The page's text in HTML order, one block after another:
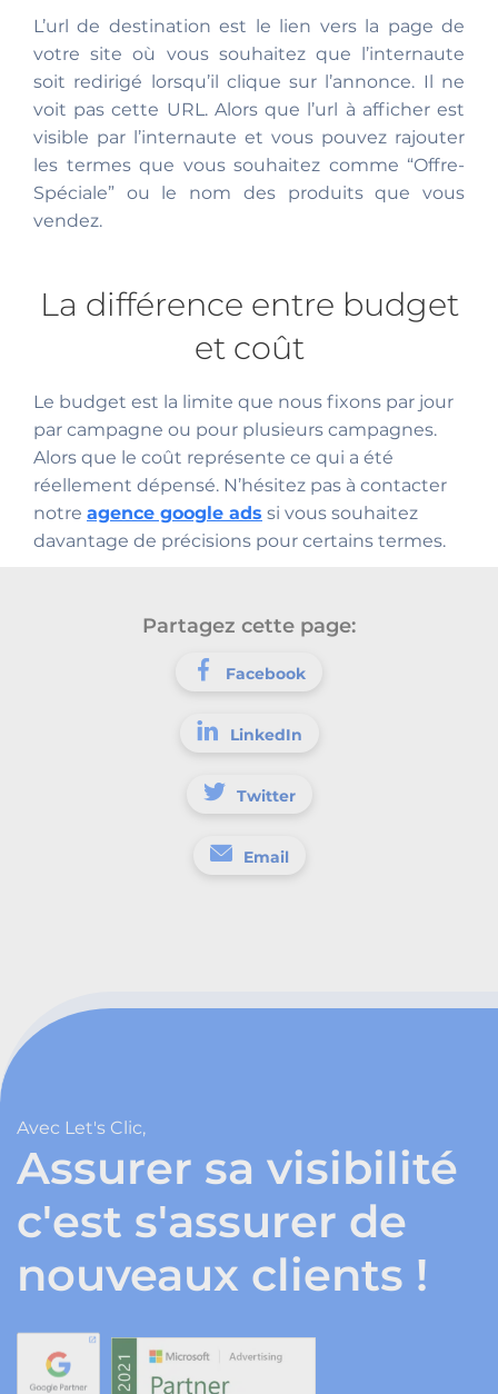
L’url de destination est le lien vers la page de
votre site où vous souhaitez que l’internaute
soit redirigé lorsqu’il clique sur l’annonce. Il ne
voit pas cette URL. Alors que l’url à afficher est
visible par l’internaute et vous pouvez rajouter
les termes que vous souhaitez comme “Offre-
Spéciale” ou le nom des produits que vous
vendez.
La différence entre budget
et coût
Le budget est la limite que nous fixons par jour
par campagne ou pour plusieurs campagnes.
Alors que le coût représente ce qui a été
réellement dépensé. N’hésitez pas à contacter
notre agence google ads si vous souhaitez
davantage de précisions pour certains termes.
Partagez cette page:
Facebook
LinkedIn
Twitter
Email
Avec Let's Clic,
Assurer sa visibilité
c'est s'assurer de
nouveaux clients !